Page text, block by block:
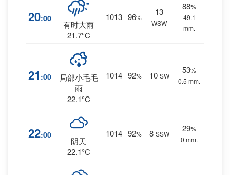
20:00
有时大雨
21.7°C
1013 96%
13
WSW
88%
49.1
mm.
21 :00
局部小毛毛
雨
22.1°C
1014 92% 10 SW
53%
0.5 mm.
22:00
阴天
22.1°C
1014 92% 8 SSW
29%
0 mm.